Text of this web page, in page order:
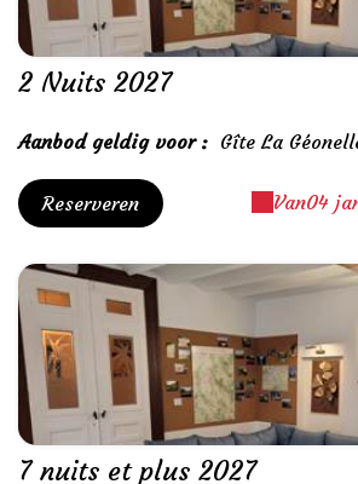
2 Nuits 2027
Aanbod geldig voor : Gîte La
Reserveren Van04
7 nuits et plus 2027